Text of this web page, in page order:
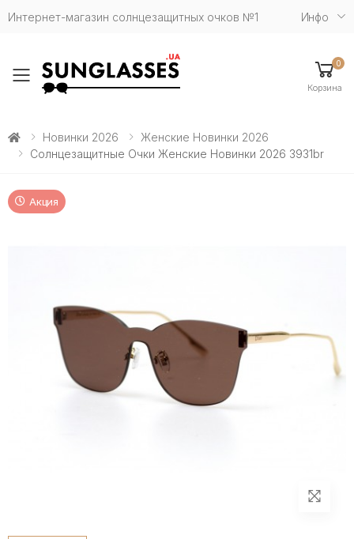
Интернет-магазин солнцезащитных очков №1 Инфо
Toggle mobile menu
0
Корзина
Новинки 2026
Женские Новинки 2026
Солнцезащитные Очки Женские Новинки 2026 3931br
Акция